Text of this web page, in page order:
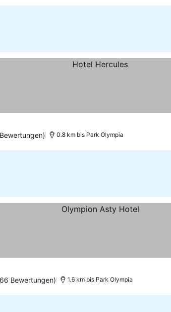
0.8 km bis Park Olympia
Bewertungen) 1.6 km bis Park Olympia